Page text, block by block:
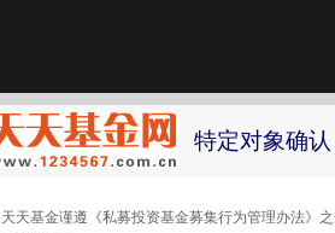
特定对象确认
天天基金谨遵《私募投资基金募集行为管理办法》